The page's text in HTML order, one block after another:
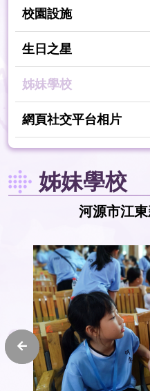
校園設施
生日之星
姊妹學校
網頁社交平台相片
姊妹學校
河源市江